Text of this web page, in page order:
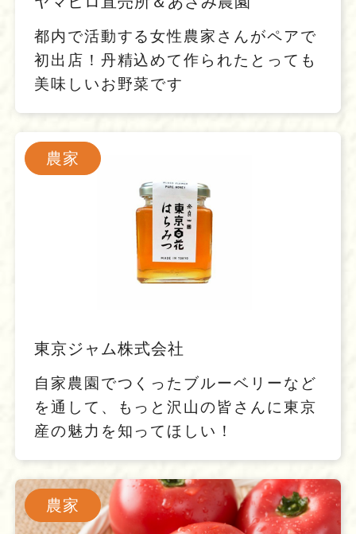
都内で活動する女性農家さんがペアで
初出店！丹精込めて作られたとっても
美味しいお野菜です
農家
東京ジャム株式会社
自家農園でつくったブルーベリーなど
を通して、もっと沢山の皆さんに東京
産の魅力を知ってほしい！
農家